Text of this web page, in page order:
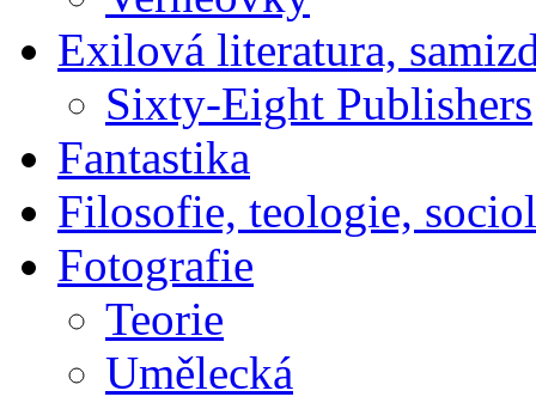
Exilová literatura,
Sixty-Eight Publishers
Fantastika
Filosofie, teologie,
Fotografie
Teorie
Umělecká